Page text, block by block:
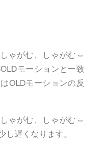
ゃがむ、しゃがむ⇔
モーションと一致
OLDモーションの反
ゃがむ、しゃがむ⇔
し遅くなります。